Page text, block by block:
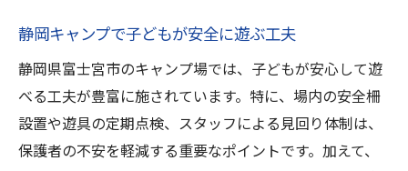
静岡キャンプで子どもが安全に遊ぶ工夫
静岡県富士宮市のキャンプ場では、子どもが安心して遊
べる工夫が豊富に施されています。特に、場内の安全柵
設置や遊具の定期点検、スタッフによる見回り体制は、
保護者の不安を軽減する重要なポイントです。加えて、